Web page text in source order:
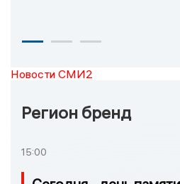
Новости СМИ2
Регион бренд
15:00